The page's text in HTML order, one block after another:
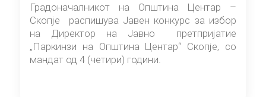
Градоначалникот на Општина Центар –
Скопје распишува Јавен конкурс за избор
на Директор на Јавно претпријатие
„Паркинзи на Општина Центар“ Скопје, со
мандат од 4 (четири) години.